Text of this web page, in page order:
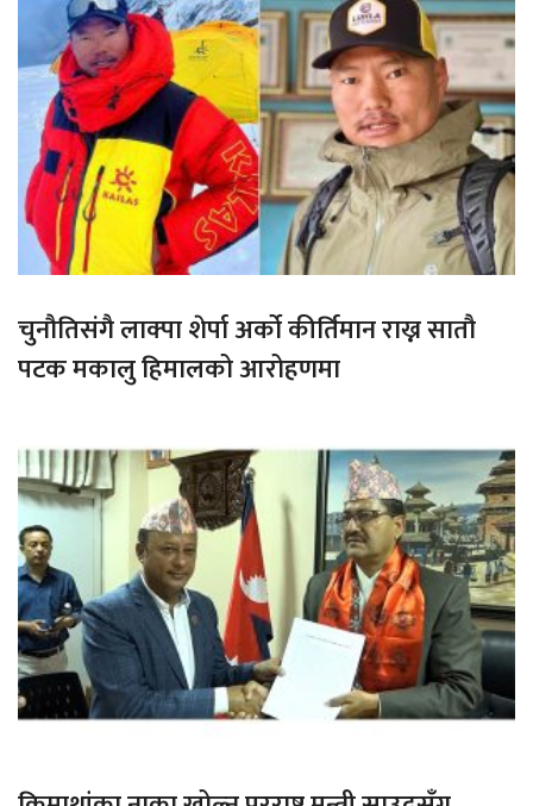
चुनौतिसंगै लाक्पा शेर्पा अर्को कीर्तिमान राख्न सातौ
पटक मकालु हिमालको आरोहणमा